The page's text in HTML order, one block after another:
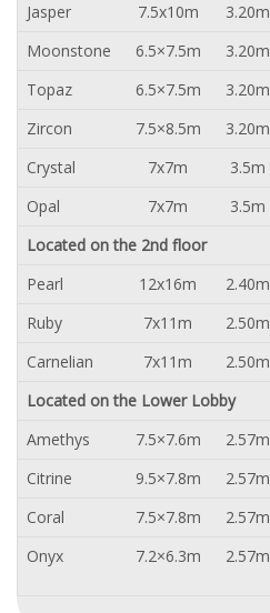
Jasper
7.5x10m 3.20m
Moonstone
6.5×7.5m 3.20m
Topaz
6.5×7.5m 3.20m
Zircon
7.5×8.5m 3.20m
Crystal
7x7m 3.5m
Opal
7x7m 3.5m
Located on the 2nd floor
Pearl
12x16m 2.40m
Ruby
7x11m 2.50m
Carnelian
7x11m 2.50m
Located on the Lower Lobby
Amethys
7.5×7.6m 2.57m
Citrine
9.5×7.8m 2.57m
Coral
7.5×7.8m 2.57m
Onyx
7.2×6.3m 2.57m